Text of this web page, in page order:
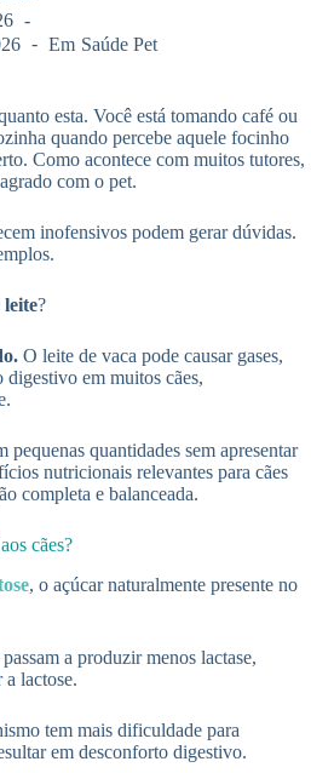
Em Saúde Pet
esta. Você está tomando café ou
quando percebe aquele focinho
Como acontece com muitos tutores,
com o pet.
inofensivos podem gerar dúvidas.
?
O leite de vaca pode causar gases,
em muitos cães,
quantidades sem apresentar
nutricionais relevantes para cães
completa e balanceada.
cães?
, o açúcar naturalmente presente no
a produzir menos lactase,
lactose.
tem mais dificuldade para
em desconforto digestivo.